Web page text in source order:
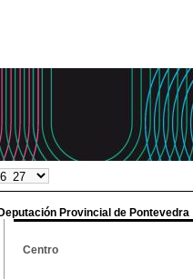
Provincial de Pontevedra
Centro